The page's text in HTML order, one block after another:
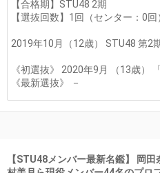
【合格期】STU48 2期
【選抜回数】1回（センター：0回
2019年10月（12歳） STU48 第2
《初選抜》 2020年9月 （13歳）
《最新選抜》 －
【STU48メンバー最新名鑑】 岡